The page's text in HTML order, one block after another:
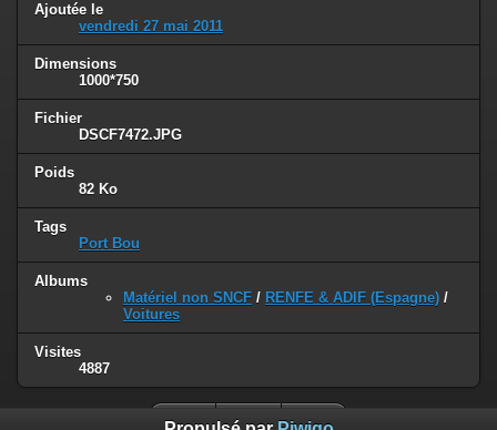
Ajoutée le
vendredi 27 mai 2011
Dimensions
1000*750
Fichier
DSCF7472.JPG
Poids
82 Ko
Tags
Port Bou
Albums
Matériel non SNCF / RENFE & ADIF (Espagne) /
Voitures
Visites
4887